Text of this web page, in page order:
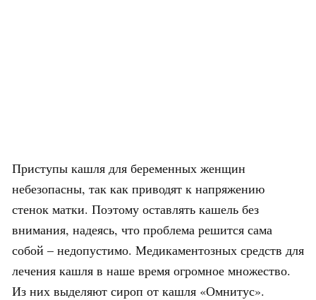
Приступы кашля для беременных женщин
небезопасны, так как приводят к напряжению
стенок матки. Поэтому оставлять кашель без
внимания, надеясь, что проблема решится сама
собой – недопустимо. Медикаментозных средств для
лечения кашля в наше время огромное множество.
Из них выделяют сироп от кашля «Омнитус».